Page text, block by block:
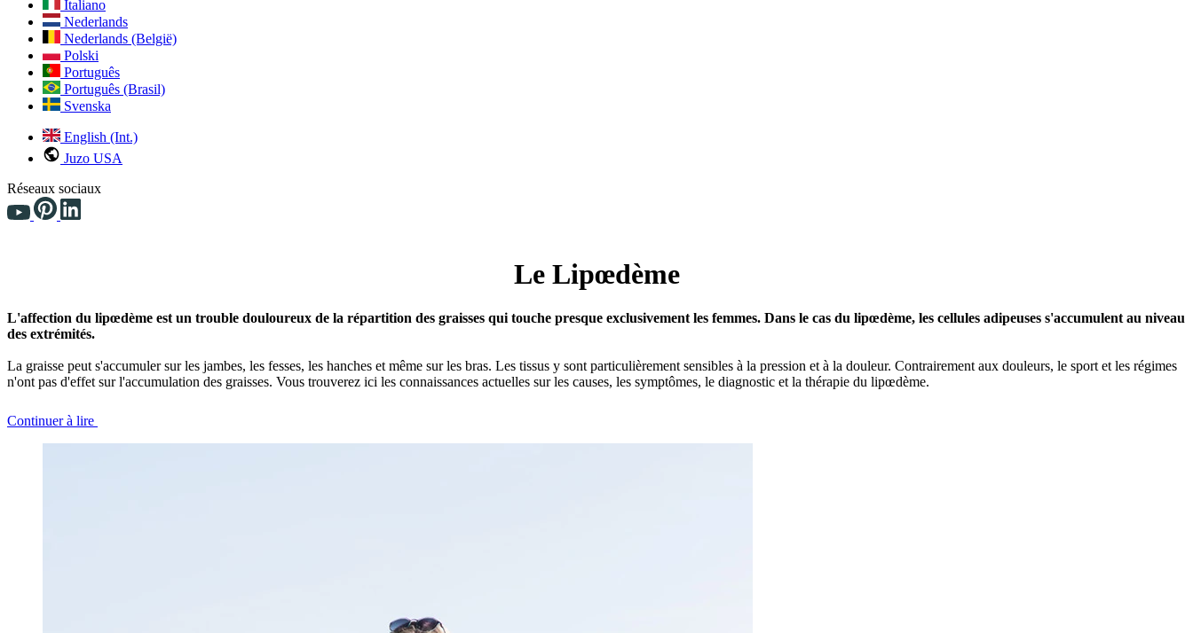
Italiano
Nederlands
Nederlands (België)
Polski
Português
Português (Brasil)
Svenska
English (Int.)
Juzo USA
Réseaux sociaux
Le Lipœdème
L'affection du lipœdème est un trouble douloureux de la répartition des graisses qui touche presque exclusivement les femmes. Dans le cas du lipœdème, les cellules adipeuses s'accumulent au niveau
des extrémités.
La graisse peut s'accumuler sur les jambes, les fesses, les hanches et même sur les bras. Les tissus y sont particulièrement sensibles à la pression et à la douleur. Contrairement aux douleurs, le sport et les régimes
n'ont pas d'effet sur l'accumulation des graisses. Vous trouverez ici les connaissances actuelles sur les causes, les symptômes, le diagnostic et la thérapie du lipœdème.
Continuer à lire